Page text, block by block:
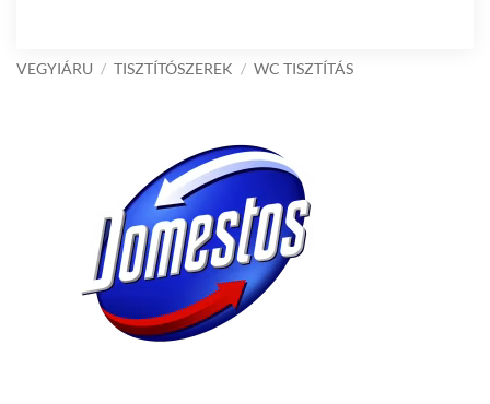
VEGYIÁRU / TISZTÍTÓSZEREK / WC TISZTÍTÁS